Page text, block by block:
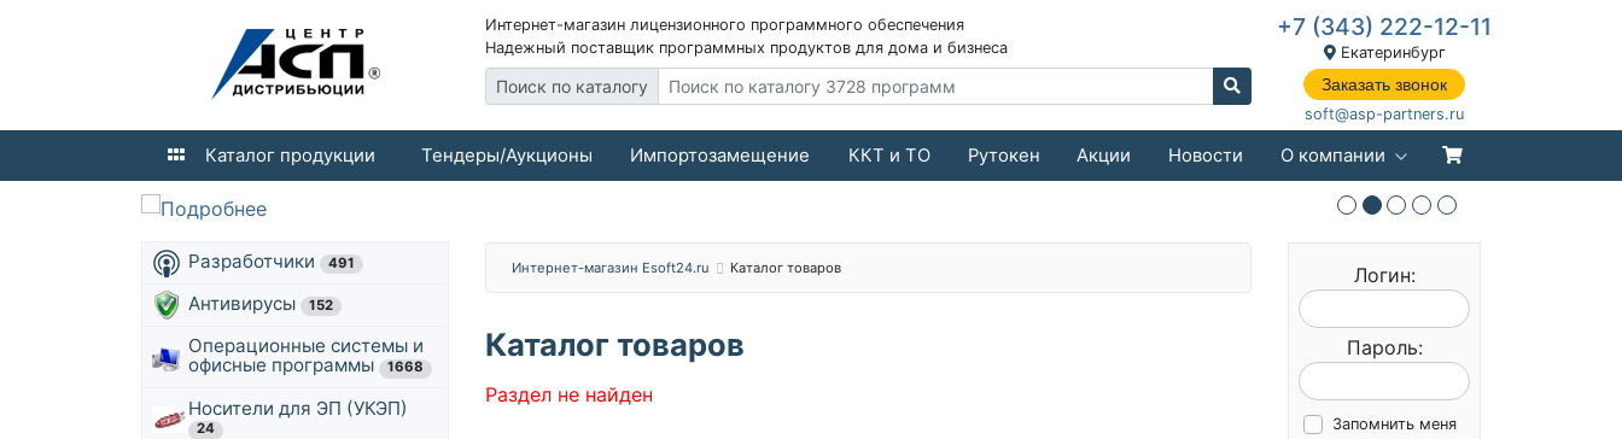
Интернет-магазин лицензионного программного обеспечения
Надежный поставщик программных продуктов для дома и бизнеса
Поиск по каталогу
+7 (343) 222-12-11
Екатеринбург
Заказать звонок
soft@asp-partners.ru
Каталог продукции Тендеры/Аукционы Импортозамещение ККТ и ТО Рутокен Акции Новости О компании
Разработчики 491
Антивирусы 152
Операционные системы и
офисные программы
1668
Носители для ЭП (УКЭП)
24
Интернет-магазин Esoft24.ru Каталог товаров
Каталог товаров
Раздел не найден
Логин:
Пароль:
Запомнить меня